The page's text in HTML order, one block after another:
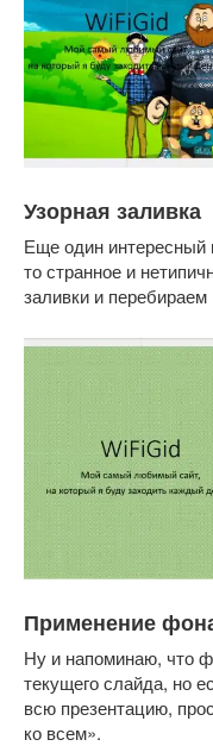
Узорная заливка
Еще один интересный
то странное и
заливки и
Применение
Ну и напоминаю, что
текущего слайда, но
всю презентацию,
ко всем».